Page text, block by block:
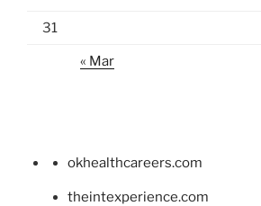
31
« Mar
okhealthcareers.com
theintexperience.com